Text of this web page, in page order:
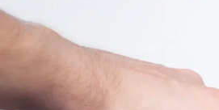
principal